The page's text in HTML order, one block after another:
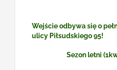
Wejście odbywa się o
ulicy Piłsudskiego 95!
Sezon letni